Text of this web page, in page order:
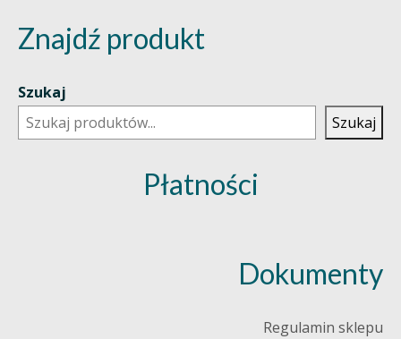
Znajdź produkt
Szukaj
Szukaj
Płatności
Dokumenty
Regulamin sklepu